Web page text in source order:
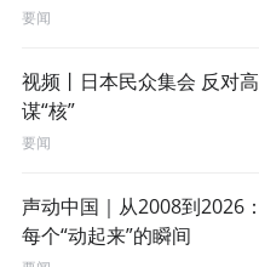
要闻
视频丨日本民众集会 反对
谋“核”
要闻
声动中国｜从2008到2026
每个“动起来”的瞬间